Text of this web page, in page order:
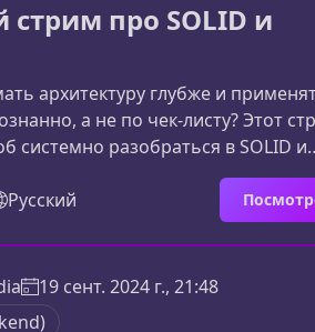
про SOLID и
архитектуру глубже и
а не по чек‑листу? Этот
системно разобраться в SOLID и
их на реальных примерах и
код проще, чище и
делает изучение SOLID и
принципы — фундамент
Они позволяют не
кода, но и переосмыслить
Русский
19 сент. 2024 г., 21:48